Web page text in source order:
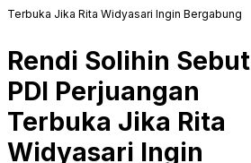
Terbuka Jika Rita Widyasari Ingin Bergabung
Rendi Solihin Sebut
PDI Perjuangan
Terbuka Jika Rita
Widyasari Ingin